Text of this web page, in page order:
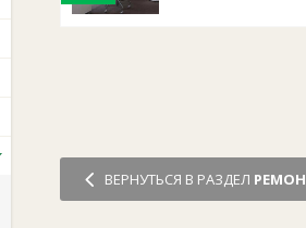
ВЕРНУТЬСЯ В РАЗДЕЛ